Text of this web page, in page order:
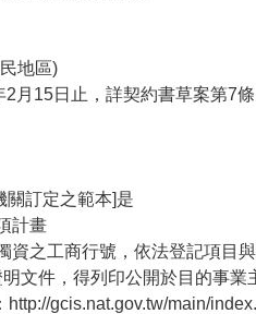
地區)
月15日止，詳契約書草案第7條
關訂定之範本]是
計畫
資之工商行號，依法登記項目
明文件，得列印公開於目的事
http://gcis.nat.gov.tw/main/